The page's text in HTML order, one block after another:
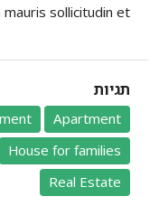
sollicitudin et.
תגיות
Apartment
House for families
Real Estate